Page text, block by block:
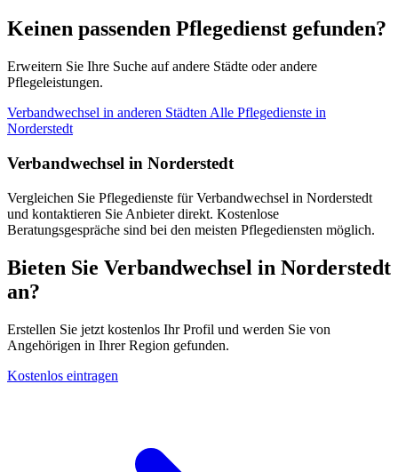
Keinen passenden Pflegedienst gefunden?
Erweitern Sie Ihre Suche auf andere Städte oder andere
Pflegeleistungen.
Verbandwechsel in anderen Städten Alle Pflegedienste in
Norderstedt
Verbandwechsel in Norderstedt
Vergleichen Sie Pflegedienste für Verbandwechsel in Norderstedt
und kontaktieren Sie Anbieter direkt. Kostenlose
Beratungsgespräche sind bei den meisten Pflegediensten möglich.
Bieten Sie Verbandwechsel in Norderstedt
an?
Erstellen Sie jetzt kostenlos Ihr Profil und werden Sie von
Angehörigen in Ihrer Region gefunden.
Kostenlos eintragen